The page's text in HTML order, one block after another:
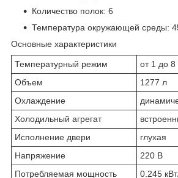
Количество полок: 6
Температура окружающей среды:
Основные характеристики
Температурный режим
от 1 до 8
Объем
1277 л
Охлаждение
Холодильный агрегат
Исполнение двери
глухая
Напряжение
220 В
Потребляемая мощность
0.245